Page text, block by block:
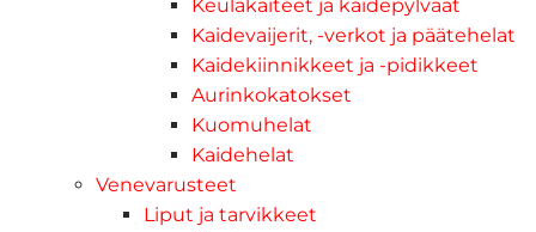
Keulakaiteet ja kaidepylväät
Kaidevaijerit, -verkot ja päätehelat
Kaidekiinnikkeet ja -pidikkeet
Aurinkokatokset
Kuomuhelat
Kaidehelat
Venevarusteet
Liput ja tarvikkeet